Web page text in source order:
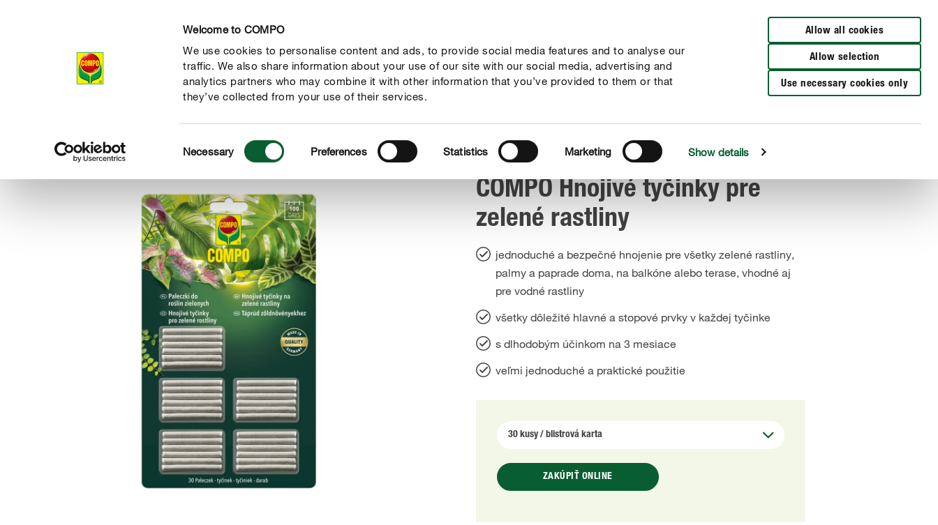
Welcome to COMPO
We use cookies to personalise content and ads, to provide social media features and to analyse our
traffic. We also share information about your use of our site with our social media, advertising and
analytics partners who may combine it with other information that you’ve provided to them or that
they’ve collected from your use of their services.
Selection
Necessary Preferences Statistics Marketing Show details
Allow all cookies
Allow selection
Use necessary cookies only
Produkty Rady a tipy Témy Kde kúpiť Spoločnosť
COMPOProdukty Hnojivá a starostlivosť o listy Izbové rastliny COMPO Hnojivé tyčinky pre zelené rastliny
COMPO Hnojivé tyčinky pre
zelené rastliny
jednoduché a bezpečné hnojenie pre všetky zelené rastliny,
palmy a paprade doma, na balkóne alebo terase, vhodné aj
pre vodné rastliny
všetky dôležité hlavné a stopové prvky v každej tyčinke
s dlhodobým účinkom na 3 mesiace
veľmi jednoduché a praktické použitie
ZAKÚPIŤ ONLINE